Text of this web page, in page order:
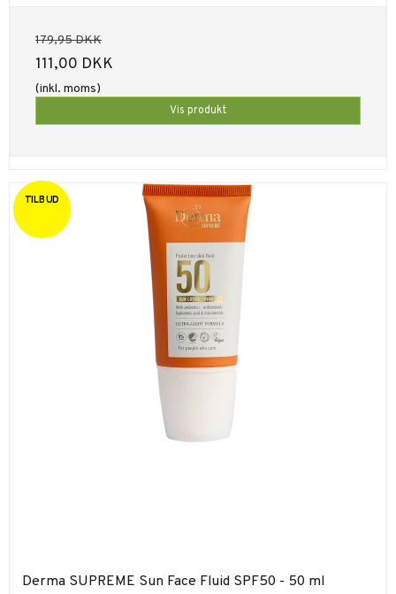
179,95 DKK
111,00 DKK
(inkl. moms)
Vis produkt
TILBUD
Derma SUPREME Sun Face Fluid SPF50 - 50 ml